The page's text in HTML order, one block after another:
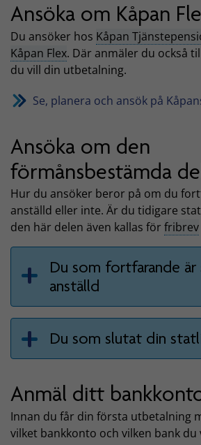
Ansöka om Kåpan
Du ansöker hos Kåpan
Kåpan Flex. Där anmäler du också
du vill din utbetalning.
Se, planera och ansök på
Ansöka om den
förmånsbestämda
Hur du ansöker beror på om du
anställd eller inte. Är du tidigare
den här delen även kallas för fribrev
Du som fortfarande
anställd
Du som slutat din
Anmäl ditt
Innan du får din första utbetalning
vilket bankkonto och vilken bank du